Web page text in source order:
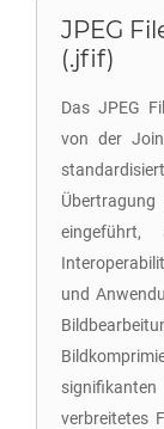
JPEG
(.jfif)
Das JPEG
von der
und
verbreitetes